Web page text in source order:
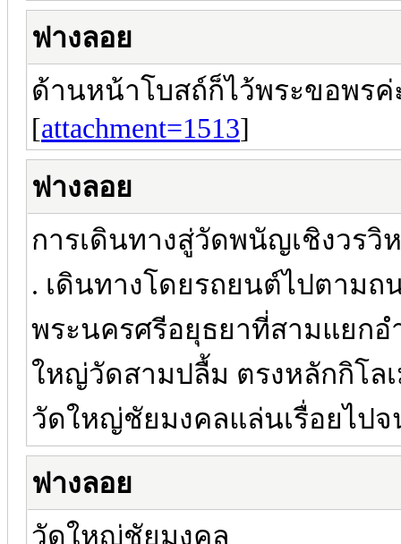
ฟางลอย
ด้านหน้าโบสถ์ก็ไว้พระขอพรค่
[attachment=1513]
ฟางลอย
การเดินทางสู่วัดพนัญเชิงวรวิ
. เดินทางโดยรถยนต์ไปตาม
พระนครศรีอยุธยาที่สามแยกอ
ใหญ่วัดสามปลื้ม ตรงหลักกิโล
วัดใหญ่ชัยมงคลแล่นเรื่อยไป
ฟางลอย
วัดใหญ่ชัยมงคล